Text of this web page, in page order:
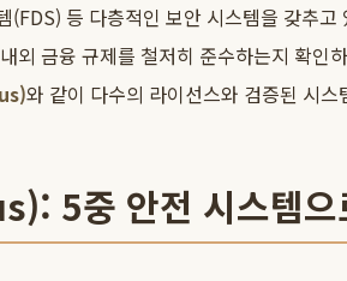
(FDS) 등 다층적인 보안 시스템을 갖추
외 금융 규제를 철저히 준수하는지 확인
와 같이 다수의 라이선스와 검증된 시
5중 안전 시스템으